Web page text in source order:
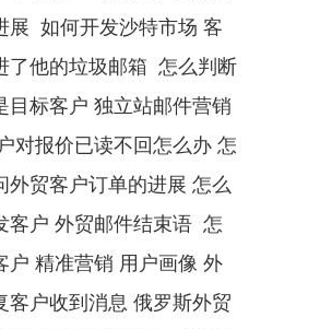
展  如何开发沙特市场 客
了他的垃圾邮箱  怎么判断
目标客户 独立站邮件营销
对报价已读不回怎么办 怎
外贸客户订单的进展 怎么
客户 外贸邮件结束语  怎
户 精准营销 用户画像 外
客户收到消息 俄罗斯外贸